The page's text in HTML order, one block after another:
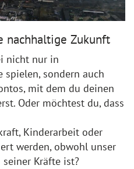
nachhaltige Zukunft
nicht nur in
spielen, sondern auch
mit dem du deinen
Oder möchtest du, dass
Kinderarbeit oder
werden, obwohl unser
Kräfte ist?